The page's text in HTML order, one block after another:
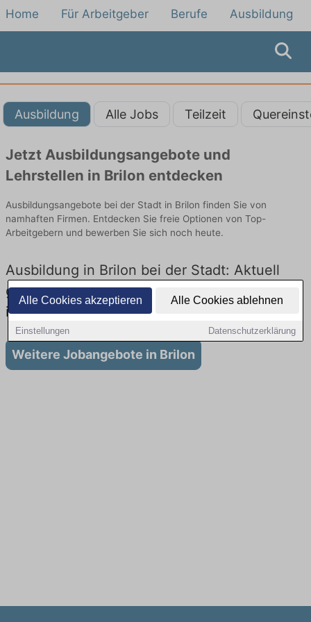
Alle Cookies akzeptieren Alle Cookies ablehnen
Einstellungen Datenschutzerklärung
Home Für Arbeitgeber Berufe Ausbildung
Ausbildung Alle Jobs Teilzeit
Jetzt Ausbildungsangebote und
Lehrstellen in Brilon entdecken
Ausbildungsangebote bei der Stadt in Brilon finden Sie von
namhaften Firmen. Entdecken Sie freie Optionen von Top-
Arbeitgebern und bewerben Sie sich noch heute.
Ausbildung in Brilon bei der Stadt: Aktuell
gibt es keine Stellenangebote für Ausbildung
in Brilon
Weitere Jobangebote in Brilon